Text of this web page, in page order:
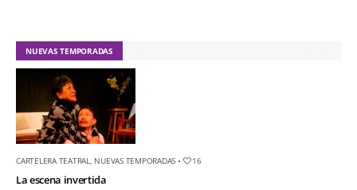
NUEVAS TEMPORADAS
CARTELERA TEATRAL NUEVAS TEMPORADAS • 16
La escena invertida